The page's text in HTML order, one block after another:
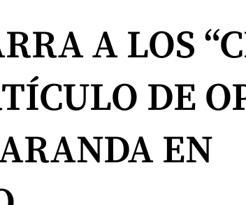
A LOS
DE
EN